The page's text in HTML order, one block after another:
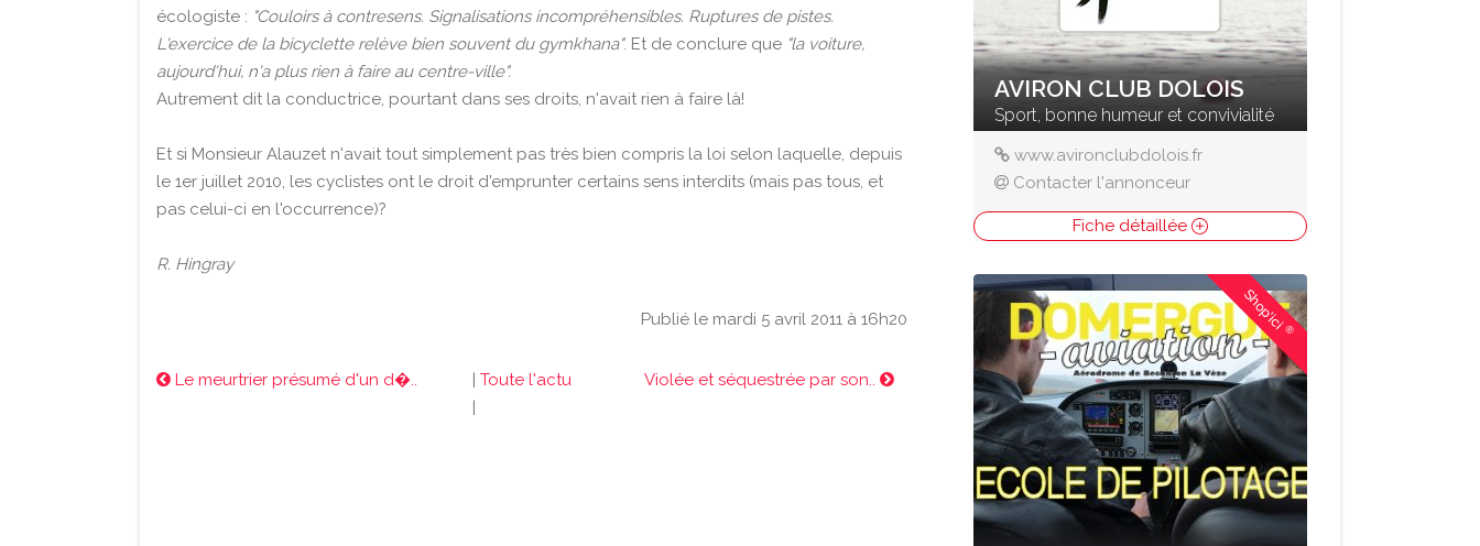
écologiste : "Couloirs à contresens. Signalisations incompréhensibles. Ruptures de pistes.
L'exercice de la bicyclette relève bien souvent du gymkhana". Et de conclure que "la voiture,
aujourd'hui, n'a plus rien à faire au centre-ville".
Autrement dit la conductrice, pourtant dans ses droits, n'avait rien à faire là!
Et si Monsieur Alauzet n'avait tout simplement pas très bien compris la loi selon laquelle, depuis
le 1er juillet 2010, les cyclistes ont le droit d'emprunter certains sens interdits (mais pas tous, et
pas celui-ci en l'occurrence)?
R. Hingray
Publié le mardi 5 avril 2011 à 16h20
Le meurtrier présumé d'un d�.. | Toute l'actu
|
Violée et séquestrée par son..
AVIRON CLUB DOLOIS
Sport, bonne humeur et convivialité
www.avironclubdolois.fr
Contacter l'annonceur
Fiche détaillée
Shop'ici®